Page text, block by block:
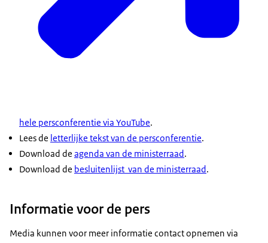
staakt het vuren waarbij alle gijzelaars vrijkomen.
Dat staakt het vuren is ook van groot belang voor
het op gang brengen van humanitaire hulp in
Gaza. Er zijn terechte zorgen over toenemend
begrotingsbehandeling van mijn departement.
Het kabinet zal nog dit jaar een themasessie over
antisemitisme organiseren, samen met joodse
organisaties en vertegenwoordigers van onder
afspraken uit te komen. Vandaag hebben wij in de
ministerraad teruggeblikt op het debat in de Eerste
hele persconferentie via YouTube.
Lees de letterlijke tekst van de persconferentie.
Download de agenda van de ministerraad.
Download de besluitenlijst van de ministerraad.
Informatie voor de pers
Media kunnen voor meer informatie contact opnemen via